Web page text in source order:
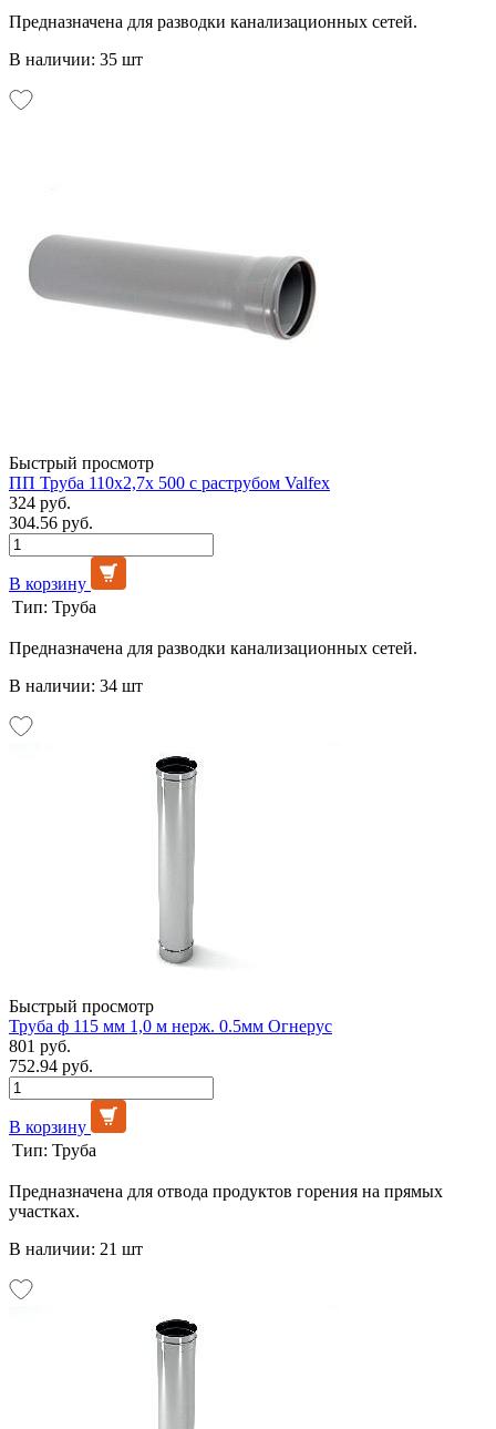
Предназначена для разводки канализационных сетей.
В наличии: 35 шт
Быстрый просмотр
ПП Труба 110х2,7х 500 с раструбом Valfex
324 руб.
304.56 руб.
В корзину
Тип: Труба
Предназначена для разводки канализационных сетей.
В наличии: 34 шт
Быстрый просмотр
Труба ф 115 мм 1,0 м нерж. 0.5мм Огнерус
801 руб.
752.94 руб.
В корзину
Тип: Труба
Предназначена для отвода продуктов горения на прямых
участках.
В наличии: 21 шт